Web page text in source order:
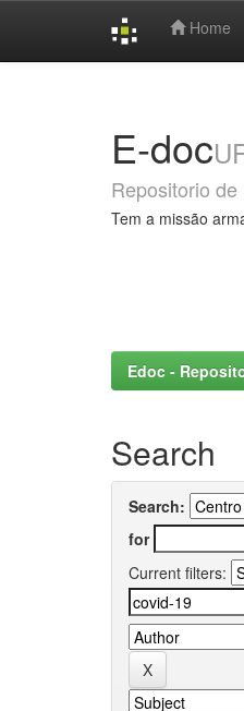
Home
E-doc
Repositorio
Tem a missão
Edoc -
Search
Search:
for
Current filters: